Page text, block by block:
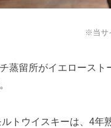
※当サ
蒸留所がイエロース
トウイスキーは、4年